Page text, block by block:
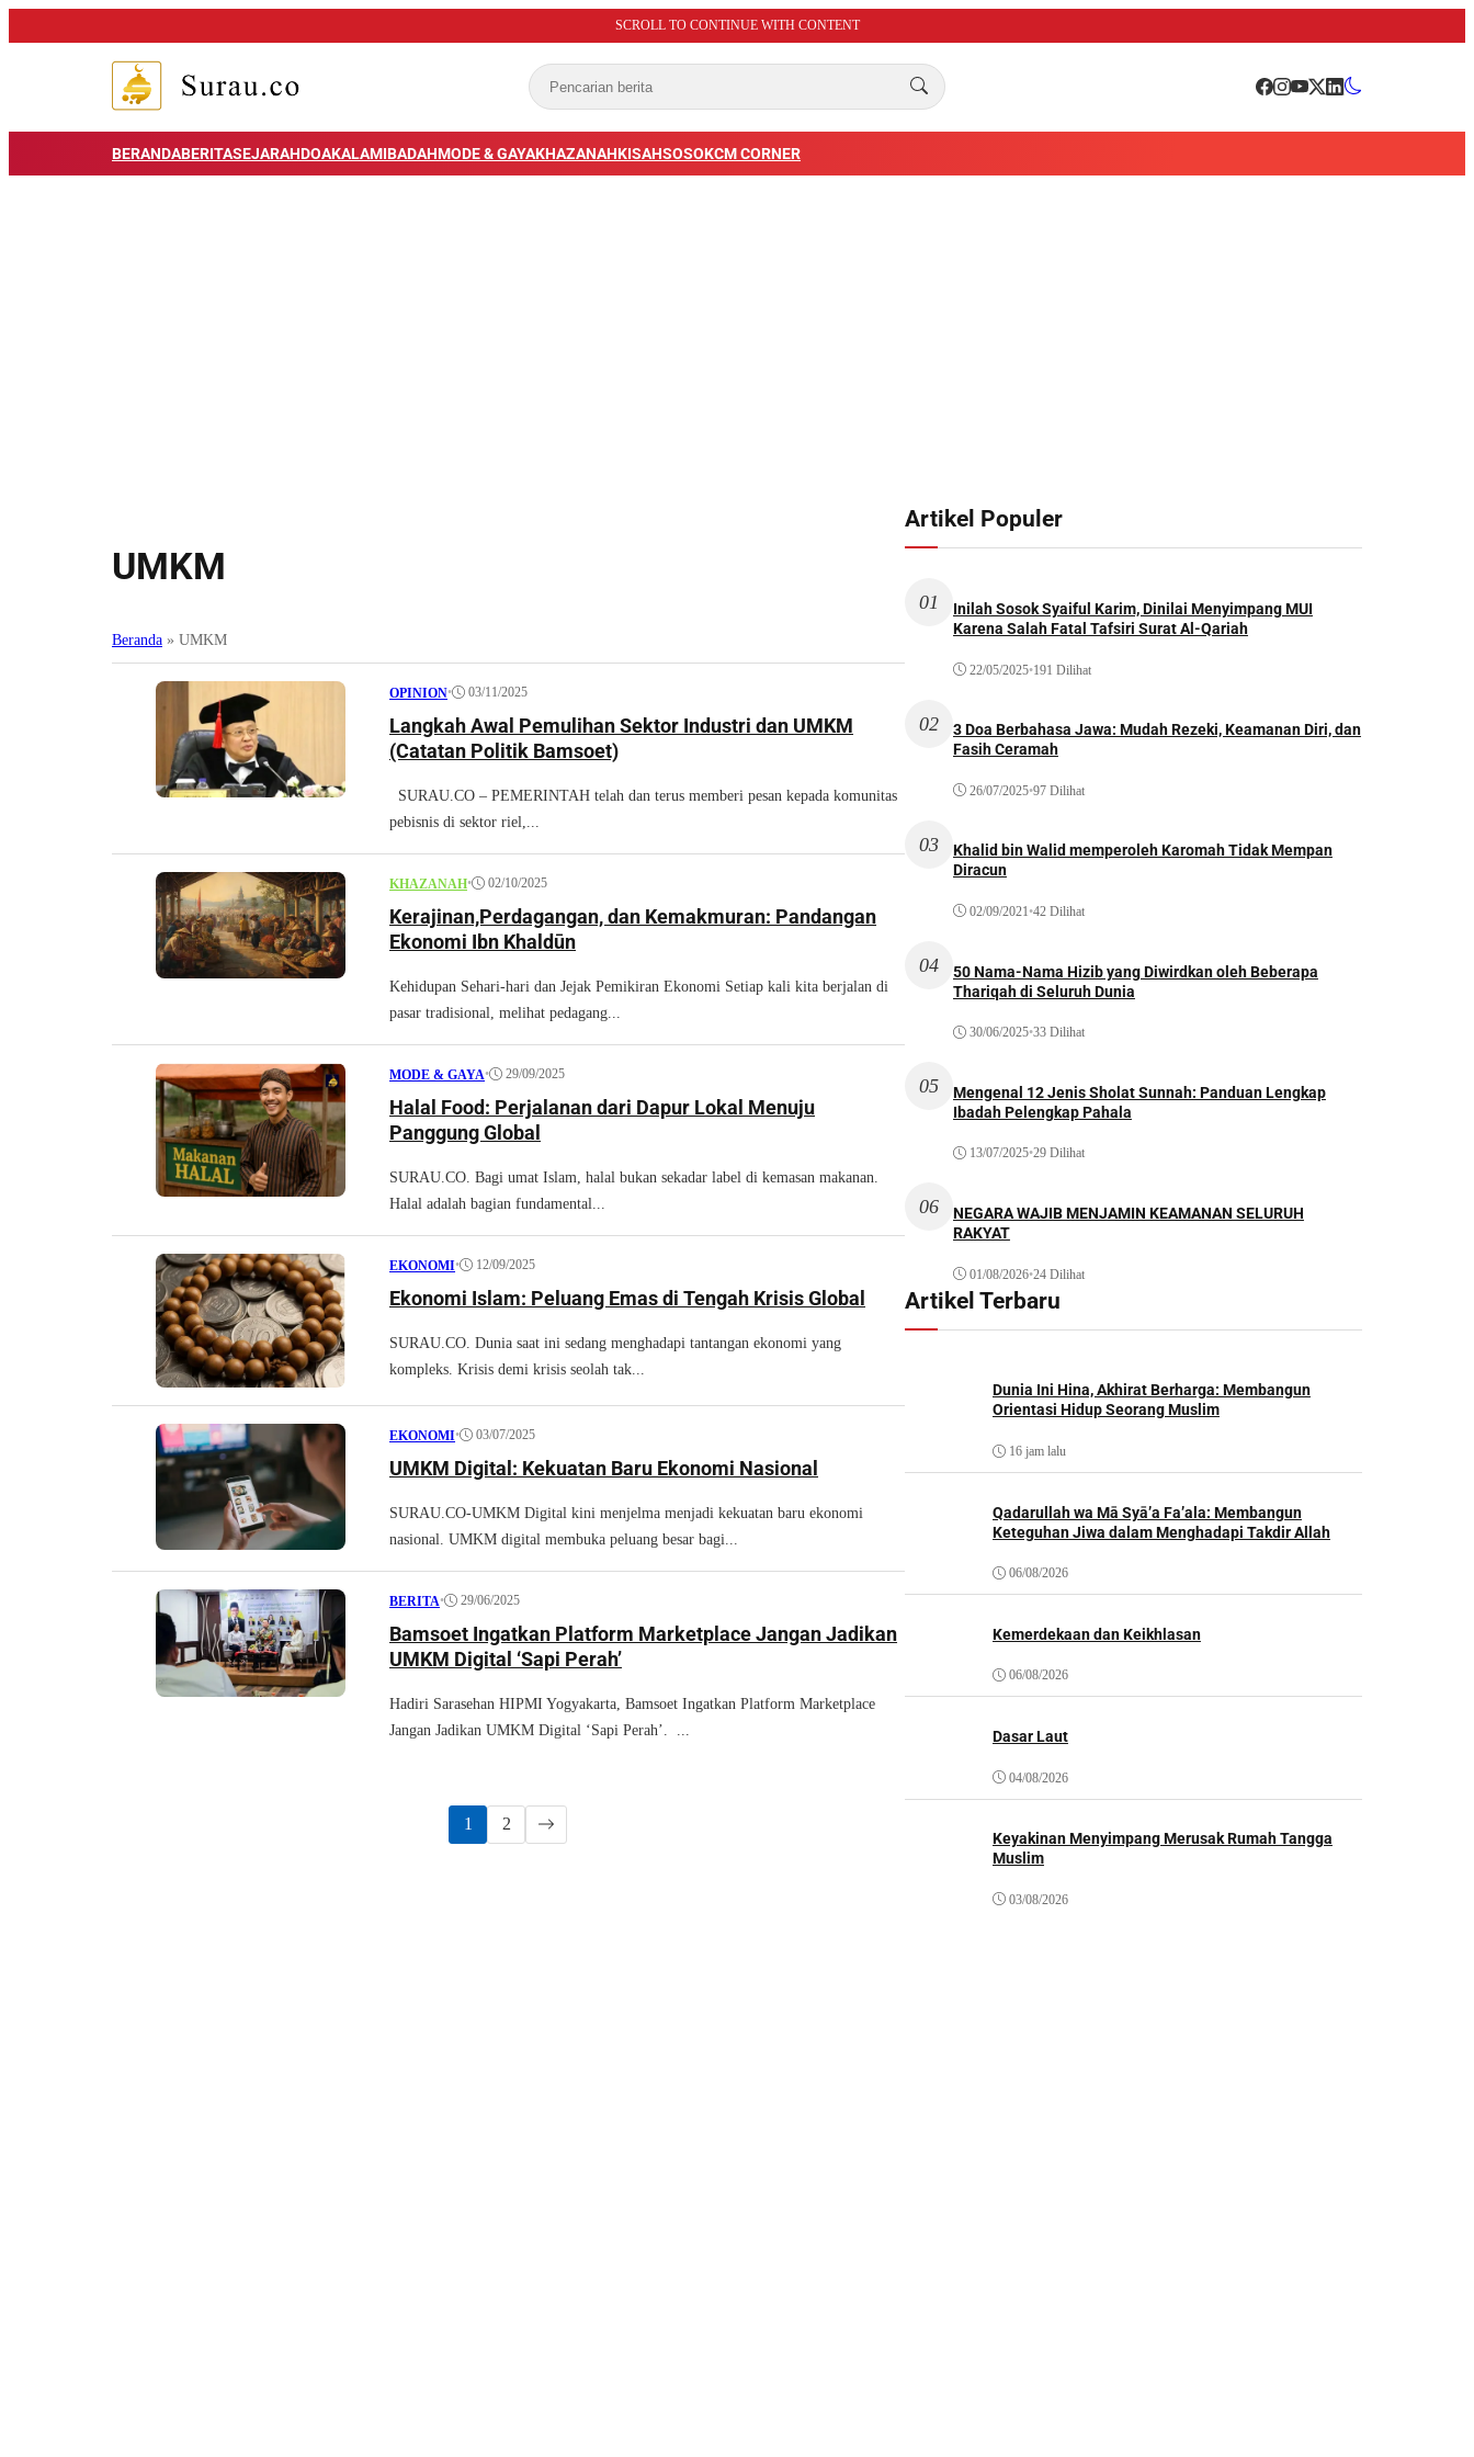
SCROLL TO CONTINUE WITH CONTENT
BERANDABERITASEJARAHDOAKALAMIBADAHMODE & GAYAKHAZANAHKISAHSOSOKCM CORNER
UMKM
Beranda » UMKM
OPINION• 03/11/2025
Langkah Awal Pemulihan Sektor Industri dan UMKM
(Catatan Politik Bamsoet)
SURAU.CO – PEMERINTAH telah dan terus memberi pesan kepada komunitas
pebisnis di sektor riel,...
KHAZANAH• 02/10/2025
Kerajinan,Perdagangan, dan Kemakmuran: Pandangan
Ekonomi Ibn Khaldūn
Kehidupan Sehari-hari dan Jejak Pemikiran Ekonomi Setiap kali kita berjalan di
pasar tradisional, melihat pedagang...
MODE & GAYA• 29/09/2025
Halal Food: Perjalanan dari Dapur Lokal Menuju
Panggung Global
SURAU.CO. Bagi umat Islam, halal bukan sekadar label di kemasan makanan.
Halal adalah bagian fundamental...
EKONOMI• 12/09/2025
Ekonomi Islam: Peluang Emas di Tengah Krisis Global
SURAU.CO. Dunia saat ini sedang menghadapi tantangan ekonomi yang
kompleks. Krisis demi krisis seolah tak...
EKONOMI• 03/07/2025
UMKM Digital: Kekuatan Baru Ekonomi Nasional
SURAU.CO-UMKM Digital kini menjelma menjadi kekuatan baru ekonomi
nasional. UMKM digital membuka peluang besar bagi...
BERITA• 29/06/2025
Bamsoet Ingatkan Platform Marketplace Jangan Jadikan
UMKM Digital ‘Sapi Perah’
Hadiri Sarasehan HIPMI Yogyakarta, Bamsoet Ingatkan Platform Marketplace
Jangan Jadikan UMKM Digital ‘Sapi Perah’. ...
1 2
Artikel Populer
01
Inilah Sosok Syaiful Karim, Dinilai Menyimpang MUI
Karena Salah Fatal Tafsiri Surat Al-Qariah
22/05/2025•191 Dilihat
02
3 Doa Berbahasa Jawa: Mudah Rezeki, Keamanan Diri, dan
Fasih Ceramah
26/07/2025•97 Dilihat
03
Khalid bin Walid memperoleh Karomah Tidak Mempan
Diracun
02/09/2021•42 Dilihat
04
50 Nama-Nama Hizib yang Diwirdkan oleh Beberapa
Thariqah di Seluruh Dunia
30/06/2025•33 Dilihat
05
Mengenal 12 Jenis Sholat Sunnah: Panduan Lengkap
Ibadah Pelengkap Pahala
13/07/2025•29 Dilihat
06
NEGARA WAJIB MENJAMIN KEAMANAN SELURUH
RAKYAT
01/08/2026•24 Dilihat
Artikel Terbaru
Dunia Ini Hina, Akhirat Berharga: Membangun
Orientasi Hidup Seorang Muslim
16 jam lalu
Qadarullah wa Mā Syā’a Fa’ala: Membangun
Keteguhan Jiwa dalam Menghadapi Takdir Allah
06/08/2026
Kemerdekaan dan Keikhlasan
06/08/2026
Dasar Laut
04/08/2026
Keyakinan Menyimpang Merusak Rumah Tangga
Muslim
03/08/2026